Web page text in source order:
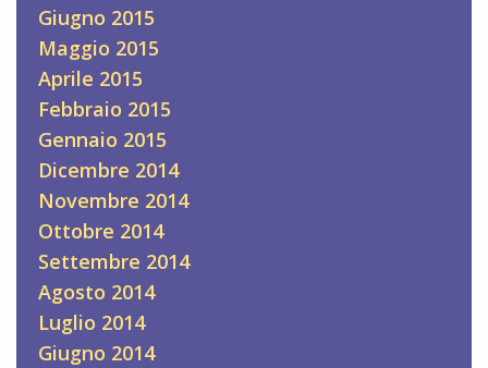
Giugno 2015
Maggio 2015
Aprile 2015
Febbraio 2015
Gennaio 2015
Dicembre 2014
Novembre 2014
Ottobre 2014
Settembre 2014
Agosto 2014
Luglio 2014
Giugno 2014